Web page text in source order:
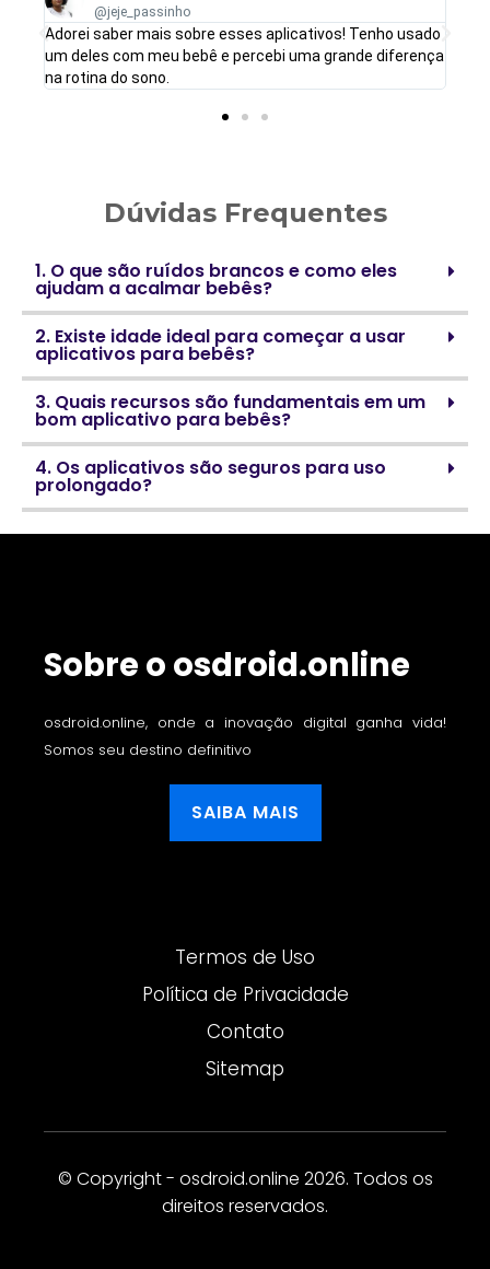
@jeje_passinho
Adorei saber mais sobre esses aplicativos! Tenho usado
um deles com meu bebê e percebi uma grande diferença
na rotina do sono.
Dúvidas Frequentes
1. O que são ruídos brancos e como eles
ajudam a acalmar bebês?
2. Existe idade ideal para começar a usar
aplicativos para bebês?
3. Quais recursos são fundamentais em um
bom aplicativo para bebês?
4. Os aplicativos são seguros para uso
prolongado?
Sobre o osdroid.online
osdroid.online, onde a inovação digital ganha vida!
Somos seu destino definitivo
SAIBA MAIS
Termos de Uso
Política de Privacidade
Contato
Sitemap
© Copyright - osdroid.online 2026. Todos os
direitos reservados.